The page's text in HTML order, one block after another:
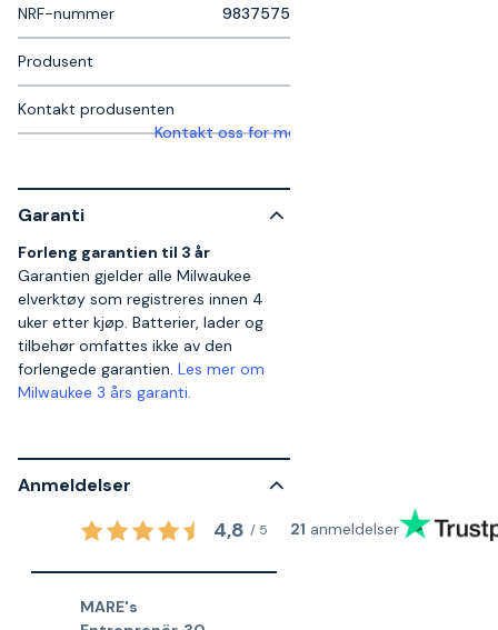
NRF-nummer 9837575
Produsent
Kontakt produsenten
Kontakt oss for mer informasjon
Garanti
Forleng garantien til 3 år
Garantien gjelder alle Milwaukee
elverktøy som registreres innen 4
uker etter kjøp. Batterier, lader og
tilbehør omfattes ikke av den
forlengede garantien. Les mer om
Milwaukee 3 års garanti.
Anmeldelser
4,8 / 5 21 anmeldelser
MARE's